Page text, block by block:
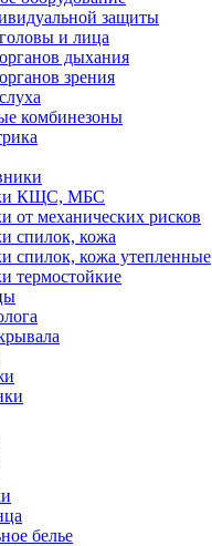
защиты
и лица
дыхания
зрения
комбинезоны
КЩС, МБС
от механических рисков
спилок, кожа
спилок, кожа утепленные
термостойкие
белье